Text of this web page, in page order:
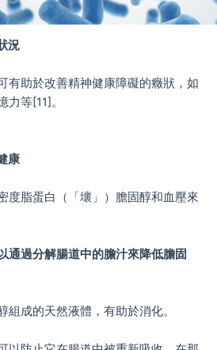
況
有助於改善精神健康障礙的癥狀，如
等[11]。
康
度脂蛋白（「壞」）膽固醇和血壓來
通過分解腸道中的膽汁來降低膽固
組成的天然液體，有助於消化。